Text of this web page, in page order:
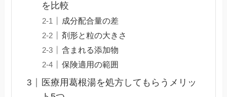
を比較
成分配合量の差
剤形と粒の大きさ
含まれる添加物
保険適用の範囲
医療用葛根湯を処方してもらうメリッ